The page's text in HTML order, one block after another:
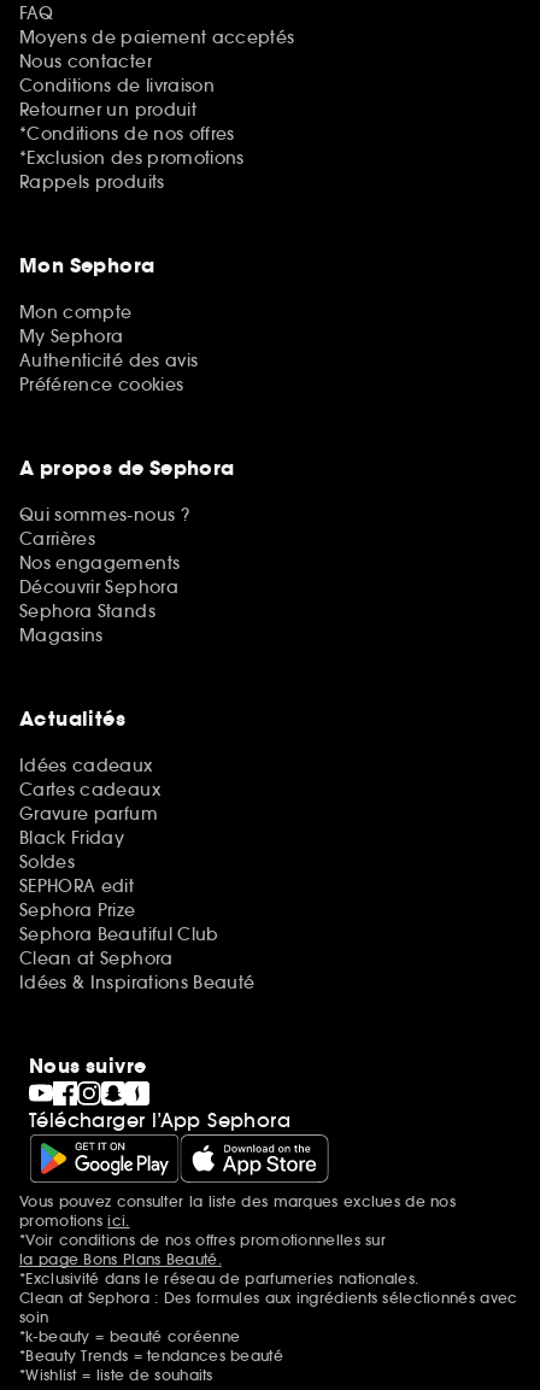
FAQ
Moyens de paiement acceptés
Nous contacter
Conditions de livraison
Retourner un produit
*Conditions de nos offres
*Exclusion des promotions
Rappels produits
Mon Sephora
Mon compte
My Sephora
Authenticité des avis
Préférence cookies
A propos de Sephora
Qui sommes-nous ?
Carrières
Nos engagements
Découvrir Sephora
Sephora Stands
Magasins
Actualités
Idées cadeaux
Cartes cadeaux
Gravure parfum
Black Friday
Soldes
SEPHORA edit
Sephora Prize
Sephora Beautiful Club
Clean at Sephora
Idées & Inspirations Beauté
Nous suivre
Télécharger l’App Sephora
Mentions additionnelles
Vous pouvez consulter la liste des marques exclues de nos
promotionsici.
*Voir conditions de nos offres promotionnelles sur
la page Bons Plans Beauté.
*Exclusivité dans le réseau de parfumeries nationales.
Clean at Sephora : Des formules aux ingrédients sélectionnés avec
soin
*k-beauty = beauté coréenne
*Beauty Trends = tendances beauté
*Wishlist = liste de souhaits